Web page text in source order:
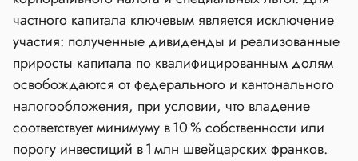
частного капитала ключевым является исключение
участия: полученные дивиденды и реализованные
приросты капитала по квалифицированным долям
освобождаются от федерального и кантонального
налогообложения, при условии, что владение
соответствует минимуму в 10 % собственности или
порогу инвестиций в 1 млн швейцарских франков.